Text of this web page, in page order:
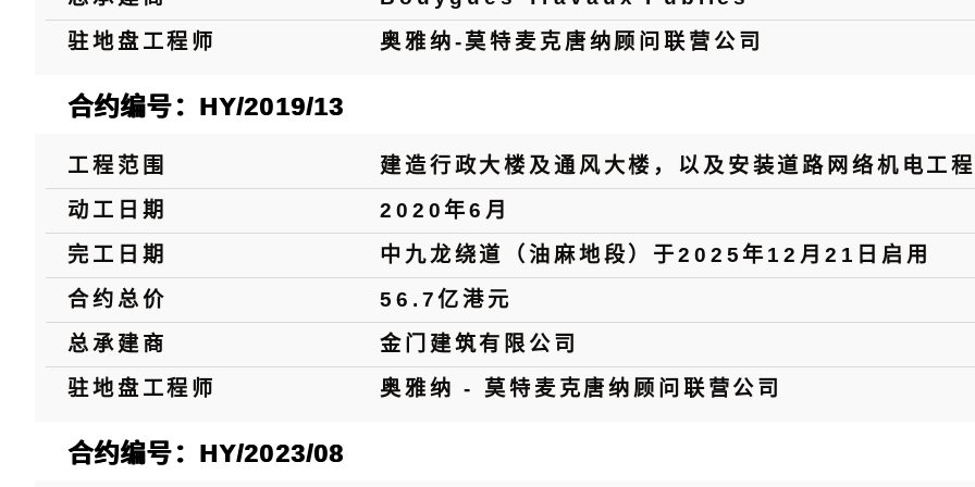
驻地盘工程师
奥雅纳-莫特麦克唐纳顾问联营公司
合约编号：HY/2019/13
工程范围
建造行政大楼及通风大楼，以及安装道路网络机电工
动工日期
2020年6月
完工日期
中九龙绕道（油麻地段）于2025年12月21日启用
合约总价
56.7亿港元
总承建商
金门建筑有限公司
驻地盘工程师
奥雅纳 - 莫特麦克唐纳顾问联营公司
合约编号：HY/2023/08